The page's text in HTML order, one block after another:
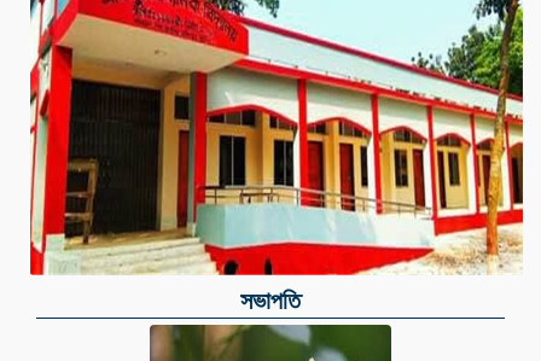
সভাপতি